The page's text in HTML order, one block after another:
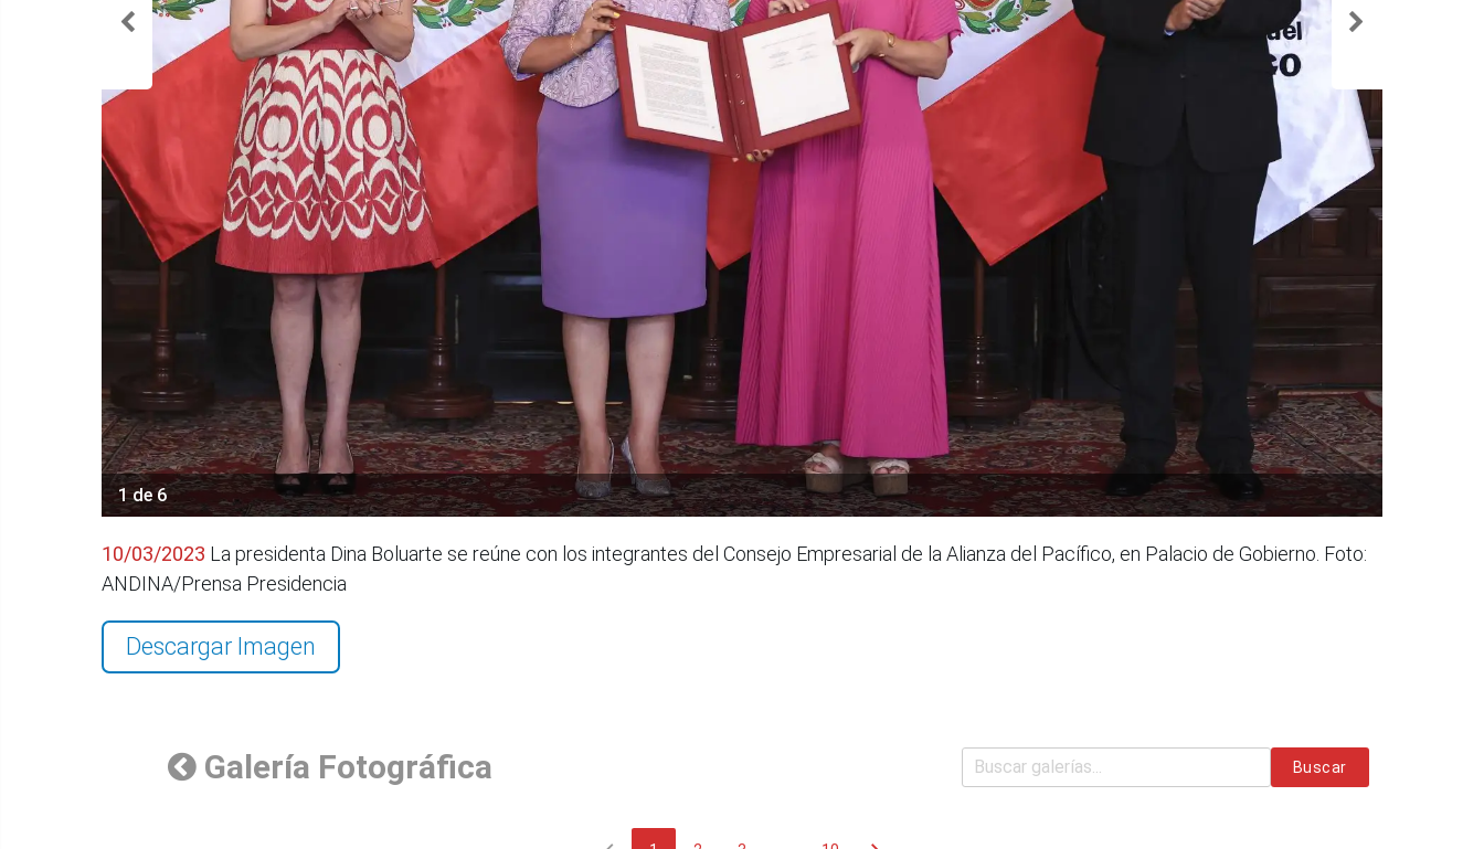
1 de 6
10/03/2023 La presidenta Dina Boluarte se reúne con los integrantes del Consejo Empresarial de la Alianza del Pacífico, en Palacio de Gobierno. Foto:
ANDINA/Prensa Presidencia
Descargar Imagen
Galería Fotográfica Buscar